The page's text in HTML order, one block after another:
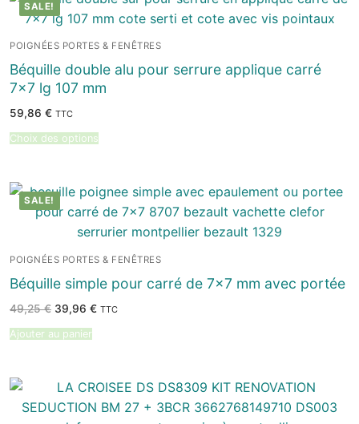
SALE!
POIGNÉES PORTES & FENÊTRES
Béquille double alu pour serrure applique carré
7×7 lg 107 mm
59,86 € TTC
Choix des options
SALE!
POIGNÉES PORTES & FENÊTRES
Béquille simple pour carré de 7×7 mm avec portée
49,25€ Le
prix
initial
était :
39,96 €Le
TTC
Ajouter au panier